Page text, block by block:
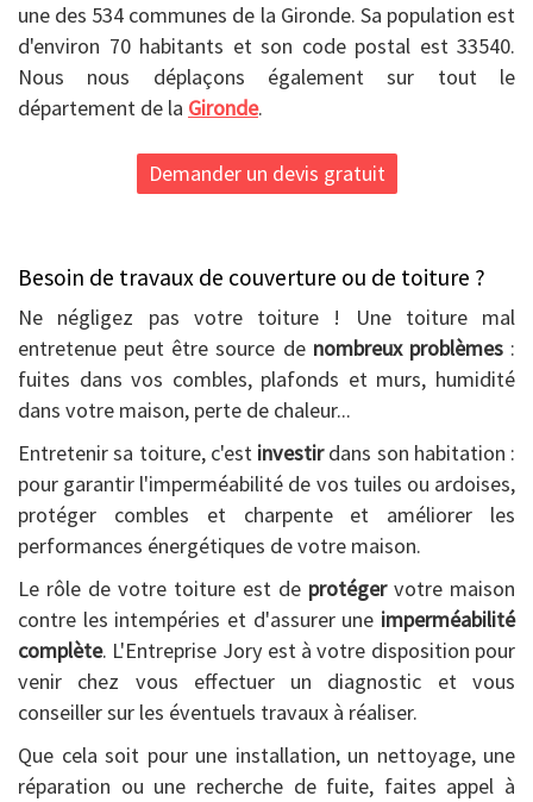
une des 534 communes de la Gironde. Sa population est
d'environ 70 habitants et son code postal est 33540.
Nous nous déplaçons également sur tout le
département de la Gironde.
Demander un devis gratuit
Besoin de travaux de couverture ou de toiture ?
Ne négligez pas votre toiture ! Une toiture mal
entretenue peut être source de nombreux problèmes:
fuites dans vos combles, plafonds et murs, humidité
dans votre maison, perte de chaleur...
Entretenir sa toiture, c'est investirdans son habitation :
pour garantir l'imperméabilité de vos tuiles ou ardoises,
protéger combles et charpente et améliorer les
performances énergétiques de votre maison.
Le rôle de votre toiture est de protégervotre maison
contre les intempéries et d'assurer une imperméabilité
complète. L'Entreprise Jory est à votre disposition pour
venir chez vous effectuer un diagnostic et vous
conseiller sur les éventuels travaux à réaliser.
Que cela soit pour une installation, un nettoyage, une
réparation ou une recherche de fuite, faites appel à